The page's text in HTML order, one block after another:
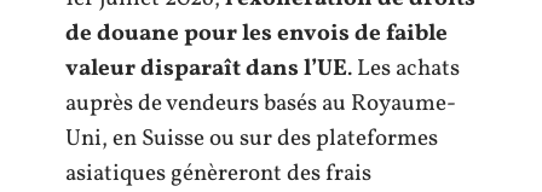
de douane pour les envois de faible
valeur disparaît dans l’UE. Les achats
auprès de vendeurs basés au Royaume-
Uni, en Suisse ou sur des plateformes
asiatiques génèreront des frais